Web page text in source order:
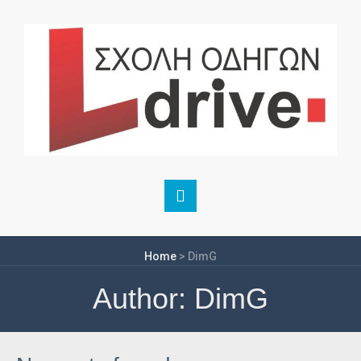
Home > DimG
Author: DimG